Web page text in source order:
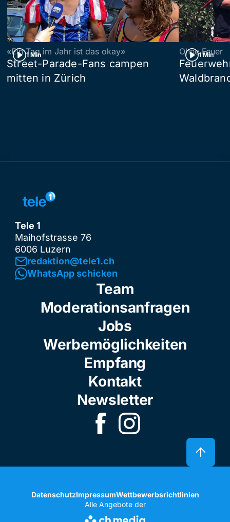
1 Min
«Ein Tag im Jahr ist das okay»
Street-Parade-Fans campen
mitten in Zürich
1 Min
Ohne Feuer
Tele 1
Maihofstrasse 76
6006 Luzern
redaktion@tele1.ch
WhatsApp schicken
Team
Moderationsanfragen
Jobs
Werbemöglichkeiten
Empfang
Kontakt
Newsletter
DatenschutzImpressumWettbewerbsrichtlinien
Alle Angebote der